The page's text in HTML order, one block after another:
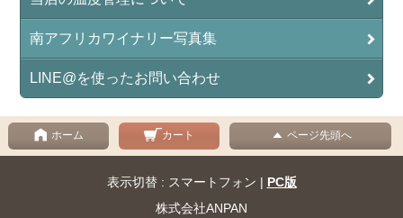
南アフリカワイナリー写真集
LINE@を使ったお問い合わせ
ホーム カート ページ先頭へ
表示切替 : スマートフォン | PC版
株式会社ANPAN